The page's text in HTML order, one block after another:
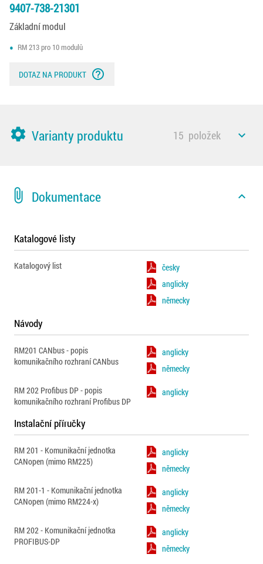
9407-738-21301
Základní modul
RM 213 pro 10 modulů
DOTAZ NA PRODUKT help_outline
settings Varianty produktu 15 položek expand_less
attach_file Dokumentace expand_less
Katalogové listy
Katalogový list
česky
anglicky
německy
Návody
RM201 CANbus - popis
komunikačního rozhraní CANbus
anglicky
německy
RM 202 Profibus DP - popis
komunikačního rozhraní Profibus DP
anglicky
Instalační příručky
RM 201 - Komunikační jednotka
CANopen (mimo RM225)
anglicky
německy
RM 201-1 - Komunikační jednotka
CANopen (mimo RM224-x)
anglicky
německy
RM 202 - Komunikační jednotka
PROFIBUS-DP
anglicky
německy